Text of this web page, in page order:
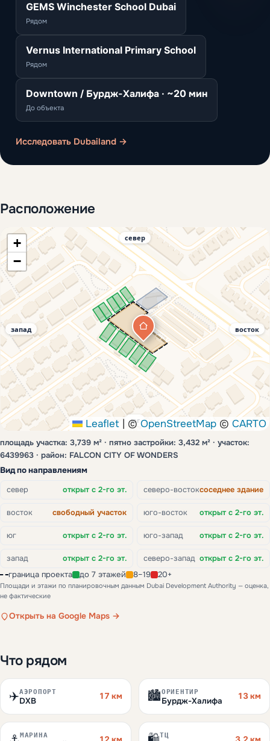
GEMS Winchester School Dubai
Рядом
Vernus International Primary School
Рядом
Downtown / Бурдж-Халифа · ~20 мин
До объекта
Исследовать Dubailand →
Расположение
+
−
Leaflet ©OpenStreetMap © CARTO
север
юг
восток
запад
площадь участка: 3,739 м² · пятно застройки: 3,432 м² · участок:
6439963 · район: FALCON CITY OF WONDERS
Вид по направлениям
север открыт с 2-го эт. северо-востоксоседнее здание
восток свободный участок юго-восток открыт с 2-го эт.
юг открыт с 2-го эт. юго-запад открыт с 2-го эт.
запад открыт с 2-го эт. северо-запад открыт с 2-го эт.
граница проекта до 7 этажей 8–19 20+
Площади и этажи по планировочным данным Dubai Development Authority — оценка,
не фактические
Открыть на Google Maps →
Что рядом
✈️АЭРОПОРТ
DXB 17 км 🏙️ОРИЕНТИР
Бурдж-Халифа 13 км
МАРИНА ТЦ